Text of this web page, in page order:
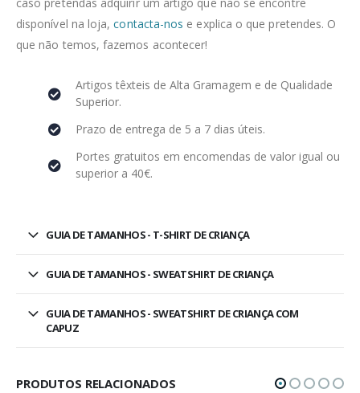
disponível na loja,contacta-nos e explica o que pretendes. O
que não temos, fazemos acontecer!
Artigos têxteis de Alta Gramagem e de Qualidade
Superior.
Prazo de entrega de 5 a 7 dias úteis.
Portes gratuitos em encomendas de valor igual ou
superior a 40€.
GUIA DE TAMANHOS - T-SHIRT DE CRIANÇA
GUIA DE TAMANHOS - SWEATSHIRT DE CRIANÇA
GUIA DE TAMANHOS - SWEATSHIRT DE CRIANÇA COM
CAPUZ
PRODUTOS RELACIONADOS